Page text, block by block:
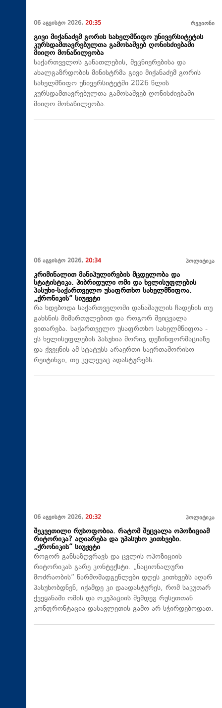
06 აგვისტო 2026, 20:35 რეგიონი
გივი მიქანაძემ გორის სახელმწიფო უნივერსიტეტის
კურსდამთავრებულთა გამოსაშვებ ღონისძიებაში
მიიღო მონაწილეობა
საქართველოს განათლების, მეცნიერებისა და
ახალგაზრდობის მინისტრმა გივი მიქანაძემ გორის
სახელმწიფო უნივერსიტეტში 2026 წლის
კურსდამთავრებულთა გამოსაშვებ ღონისძიებაში
მიიღო მონაწილეობა.
06 აგვისტო 2026, 20:34 პოლიტიკა
კრიმინალით მანიპულირების მცდელობა და
სტატისტიკა. ჰიბრიდული ომი და ხელისუფლების
პასუხი-საქართველო უსაფრთხო სახელმწიფოა.
„ქრონიკის“ სიუჟეტი
რა ხდებოდა საქართველოში დანაშაულის ჩადენის თუ
გახსნის მიმართულებით და როგორ შეიცვალა
ვითარება. საქართველო უსაფრთხო სახელმწიფოა -
ეს ხელისუფლების პასუხია მორიგ დეზინფორმაციაზე
და ქვეყნის ამ სტატუსს არაერთი საერთაშორისო
რეიტინგი, თუ კვლევაც ადასტურებს.
06 აგვისტო 2026, 20:32 პოლიტიკა
შეკვეთილი რუსოფობია. რატომ შეცვალა ოპოზიციამ
რიტორიკა? აღიარება და უპასუხო კითხვები.
„ქრონიკის“ სიუჟეტი
როგორ განსაზღვრავს და ცვლის ოპოზიციის
რიტორიკას გარე კონტექსტი. „ნაციონალური
მოძრაობის“ წარმომადგენლები დღეს კითხვებს აღარ
პასუხობდნენ, იქამდე კი დაადასტურეს, რომ საკუთარ
ქვეყანაში ომის და ოკუპაციის შემდეგ რუსეთთან
კონფრონტაცია დასავლეთის გამო არ სჭირდებოდათ.